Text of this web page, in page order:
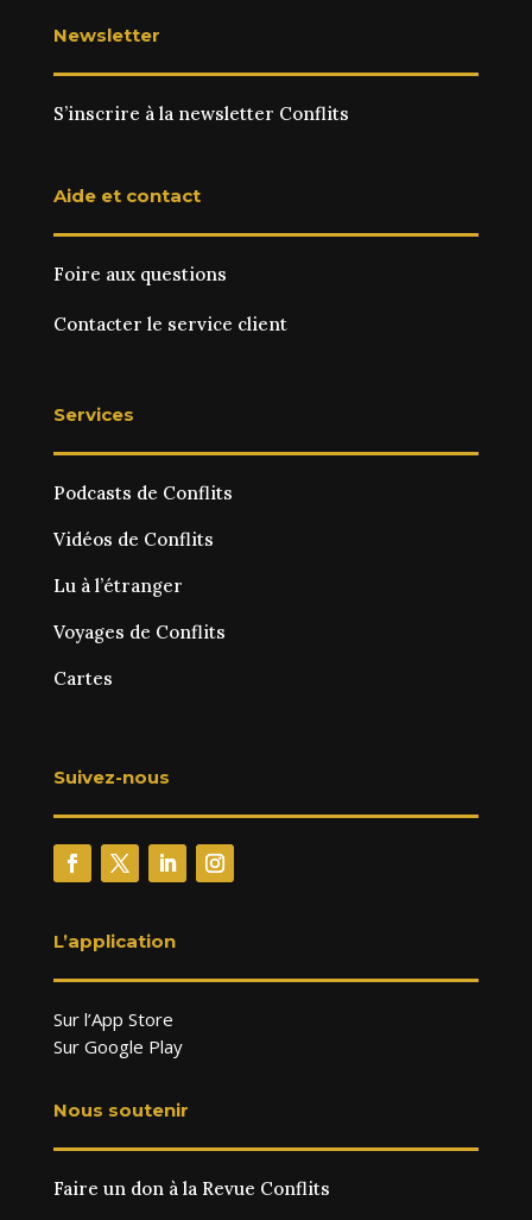
Newsletter
S’inscrire à la newsletter Conflits
Aide et contact
Foire aux questions
Contacter le service client
Services
Podcasts de Conflits
Vidéos de Conflits
Lu à l’étranger
Voyages de Conflits
Cartes
Suivez-nous
L’application
Sur l’App Store
Sur Google Play
Nous soutenir
Faire un don à la Revue Conflits